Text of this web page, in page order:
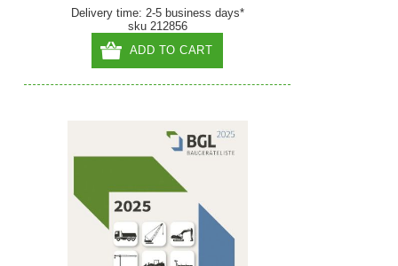
Delivery time: 2-5 business days*
sku 212856
ADD TO CART